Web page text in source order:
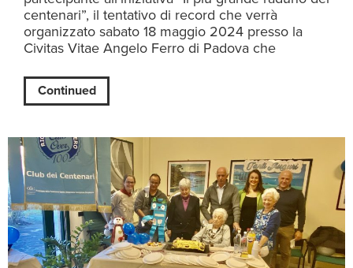
centenari”, il tentativo di record che verrà
organizzato sabato 18 maggio 2024 presso la
Civitas Vitae Angelo Ferro di Padova che
Continued